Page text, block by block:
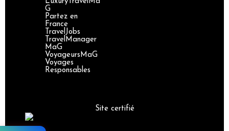
G
Partez en
France
TravelJobs
TravelManager
MaG
VoyageursMaG
Voyages
Responsables
Site certifié